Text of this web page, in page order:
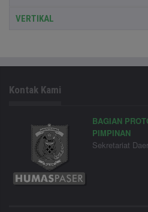
VERTIKAL
Kontak Kami
BAGIAN
PIMPINAN
Sekretariat